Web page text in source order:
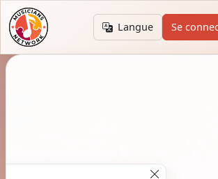
Langue Se